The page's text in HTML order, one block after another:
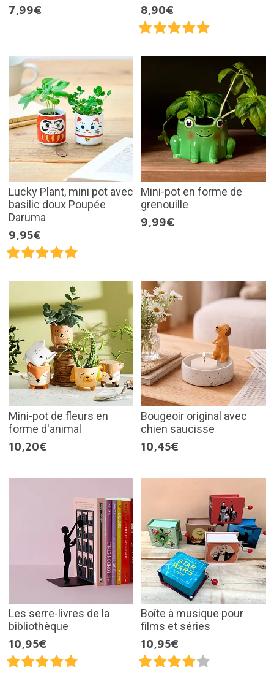
7,99€
8,90€
Lucky Plant, mini pot avec
basilic doux Poupée
Daruma
9,95€
Mini-pot en forme de
grenouille
9,99€
Mini-pot de fleurs en
forme d'animal
10,20€
Bougeoir original avec
chien saucisse
10,45€
Les serre-livres de la
bibliothèque
10,95€
Boîte à musique pour
films et séries
10,95€